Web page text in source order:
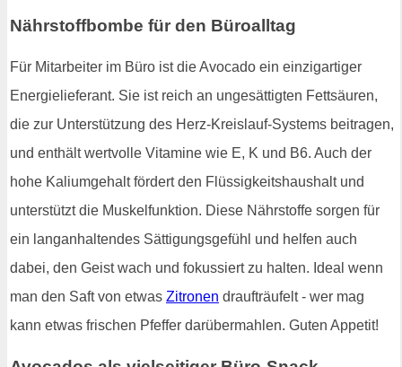
Nährstoffbombe für den Büroalltag
Für Mitarbeiter im Büro ist die Avocado ein einzigartiger
Energielieferant. Sie ist reich an ungesättigten Fettsäuren,
die zur Unterstützung des Herz-Kreislauf-Systems beitragen,
und enthält wertvolle Vitamine wie E, K und B6. Auch der
hohe Kaliumgehalt fördert den Flüssigkeitshaushalt und
unterstützt die Muskelfunktion. Diese Nährstoffe sorgen für
ein langanhaltendes Sättigungsgefühl und helfen auch
dabei, den Geist wach und fokussiert zu halten. Ideal wenn
man den Saft von etwas Zitronen draufträufelt - wer mag
kann etwas frischen Pfeffer darübermahlen. Guten Appetit!